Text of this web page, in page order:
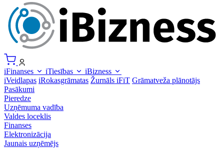
iFinanses iTiesības
iBizness
iVeidlapas iRokasgrāmatas Žurnāls iFiT Grāmatveža plānotājs
Pasākumi
Pieredze
Uzņēmuma vadība
Valdes loceklis
Finanses
Elektronizācija
Jaunais uzņēmējs